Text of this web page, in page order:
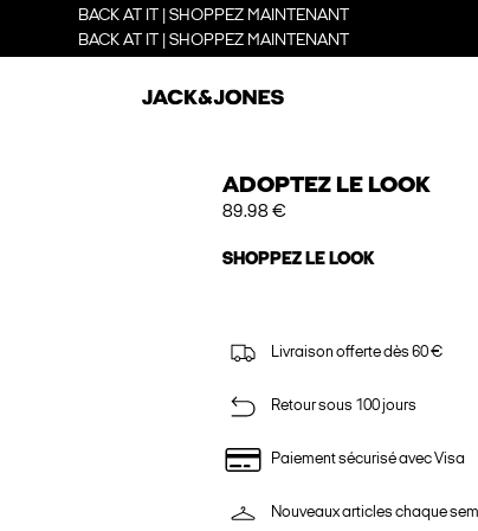
BACK AT IT | SHOPPEZ MAINTENANT
BACK AT IT | SHOPPEZ MAINTENANT
ADOPTEZ LE LOOK
89.98 €
SHOPPEZ LE LOOK
Livraison offerte dès 60 €
Retour sous 100 jours
Paiement sécurisé avec Visa
Nouveaux articles chaque